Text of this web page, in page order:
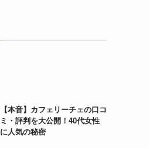
【本音】カフェリーチェの口コ
ミ・評判を大公開！40代女性
に人気の秘密